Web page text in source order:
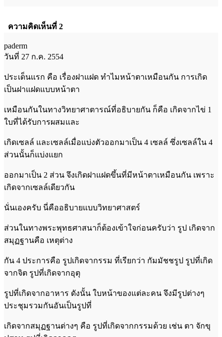
ความคิดเห็นที่ 2
paderm
วันที่ 27 ก.ค. 2554
ประเด็นแรก คือ เรื่องฝาแฝด ทำไมหน้าตาเหมือนกัน การเกิด
เป็นฝาแฝดแบบหน้าตา
เหมือนกันในทางวิทยาศาตารณ์ที่อธิบายกัน ก็คือ เกิดจากไข่ 1
ใบที่ได้รับการผสมและ
เกิดเซลล์ และเซลล์เมื่อแบ่งตัวออกมาเป็น 4 เซลล์ ซึ่งเซลล์ใน 4
ส่วนนั้นก็แบ่งแยก
ออกมาเป็น 2 ส่วน จึงเกิดฝาแฝดขึ้นที่มีหน้าตาเหมือนกัน เพราะ
เกิดจากเซลล์เดียวกัน
นั่นเองครับ นี่คืออธิบายแบบวิทยาศาสตร์
ส่วนในทางพระพุทธศาสนาก็ต้องเข้าใจก่อนครับว่า รูป เกิดจาก
สมุฏฐานคือ เหตุต่าง
กัน 4 ประการคือ รูปเกิดจากรรม ที่เรียกว่า กัมมัชชรูป รูปที่เกิด
จากจิต รูปที่เกิดจากอุตุ
รูปที่เกิดจากอาหาร ดังนั้น ใบหน้าของแต่ละคน จึงมีรูปต่างๆ
ประชุมรวมกันอันเป็นรูปที่
เกิดจากสมุฏฐานต่างๆ คือ รูปที่เกิดจากกรรมด้วย เช่น ตา จักขุ